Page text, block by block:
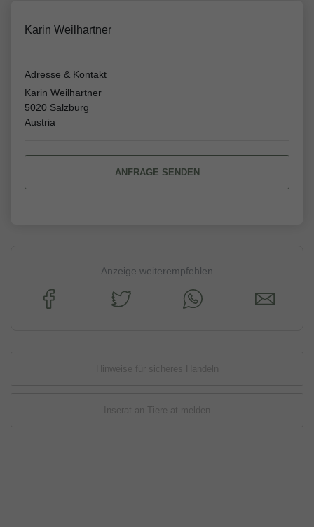
Karin Weilhartner
Adresse & Kontakt
Karin Weilhartner
5020 Salzburg
Austria
ANFRAGE SENDEN
Anzeige weiterempfehlen
Hinweise für sicheres Handeln
Inserat an Tiere.at melden